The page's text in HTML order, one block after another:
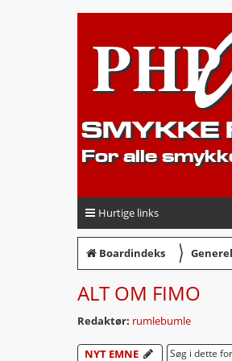
SMYKKE
For alle
Hurtige links
Boardindeks 〉
ALT OM FIMO
Redaktør: rumlebumle
NYT EMNE